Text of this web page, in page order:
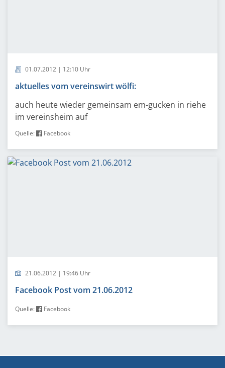
01.07.2012 | 12:10 Uhr
aktuelles vom vereinswirt wölfi:
auch heute wieder gemeinsam em-gucken in riehe
im vereinsheim auf
Quelle: Facebook
21.06.2012 | 19:46 Uhr
Facebook Post vom 21.06.2012
Quelle: Facebook